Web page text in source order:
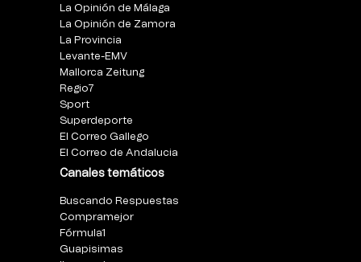
La Opinión de Málaga
La Opinión de Zamora
La Provincia
Levante-EMV
Mallorca Zeitung
Regio7
Sport
Superdeporte
El Correo Gallego
El Correo de Andalucia
Canales temáticos
Buscando Respuestas
Compramejor
Fórmula1
Guapisimas